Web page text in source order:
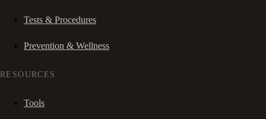
Tests & Procedures
Prevention & Wellness
RESOURCES
Tools